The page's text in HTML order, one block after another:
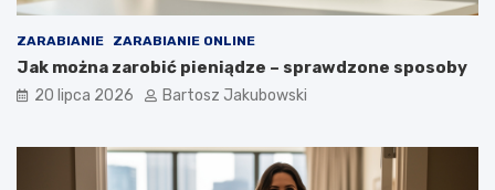
ZARABIANIE ZARABIANIE ONLINE
Jak można zarobić pieniądze – sprawdzone sposoby
20 lipca 2026 Bartosz Jakubowski